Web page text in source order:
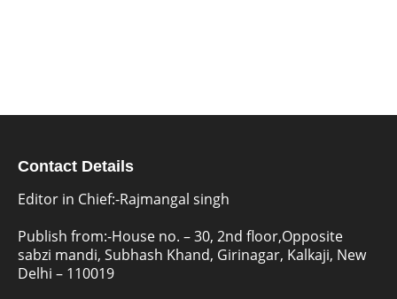
Contact Details
Editor in Chief:-Rajmangal singh
Publish from:-House no. – 30, 2nd floor,Opposite
sabzi mandi, Subhash Khand, Girinagar, Kalkaji, New
Delhi – 110019